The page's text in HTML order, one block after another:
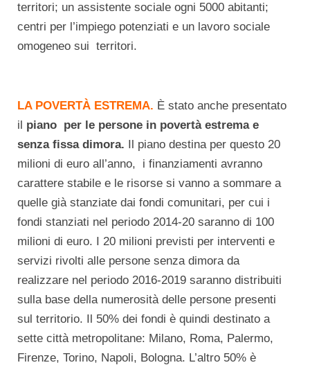
territori; un assistente sociale ogni 5000 abitanti;
centri per l’impiego potenziati e un lavoro sociale
omogeneo sui territori.
LA POVERTÀ ESTREMA. È stato anche presentato
il piano per le persone in povertà estrema e
senza fissa dimora. Il piano destina per questo 20
milioni di euro all’anno, i finanziamenti avranno
carattere stabile e le risorse si vanno a sommare a
quelle già stanziate dai fondi comunitari, per cui i
fondi stanziati nel periodo 2014-20 saranno di 100
milioni di euro. I 20 milioni previsti per interventi e
servizi rivolti alle persone senza dimora da
realizzare nel periodo 2016-2019 saranno distribuiti
sulla base della numerosità delle persone presenti
sul territorio. Il 50% dei fondi è quindi destinato a
sette città metropolitane: Milano, Roma, Palermo,
Firenze, Torino, Napoli, Bologna. L’altro 50% è